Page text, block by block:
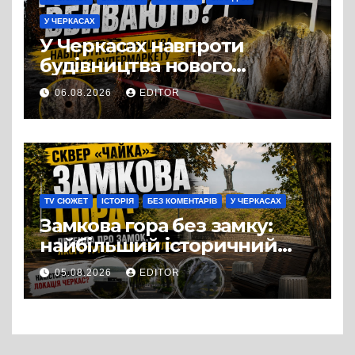
У ЧЕРКАСАХ
У Черкасах навпроти
будівництва нового
супермаркету VARUS на
проспекті Перемоги всохли
дерева. І це навряд чи
можна назвати
випадковістю
06.08.2026 EDITOR
TV СЮЖЕТ ІСТОРІЯ БЕЗ КОМЕНТАРІВ У ЧЕРКАСАХ
Замкова гора без замку:
найбільший історичний
міф Черкас
05.08.2026 EDITOR